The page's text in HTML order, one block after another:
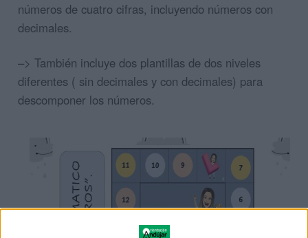
números de cuatro cifras, incluyendo números con
decimales.
–> También incluye dos plantillas de dos niveles
diferentes ( sin decimales y con decimales) para
descomponer los números.